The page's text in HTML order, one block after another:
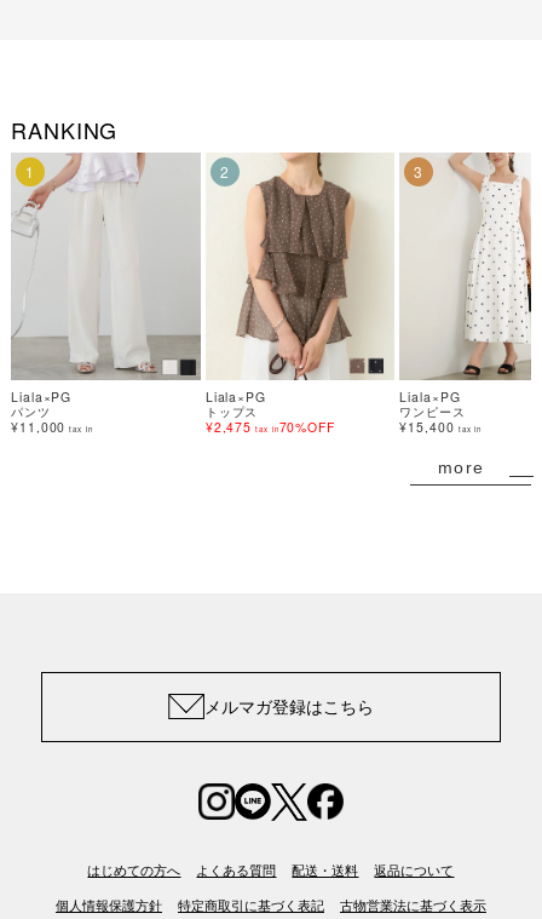
RANKING
1
Liala×PG
パンツ
¥11,000 tax in
2
Liala×PG
トップス
¥2,475 tax in70%OFF
3
Liala×PG
ワンピース
¥15,400 tax in
more
メルマガ登録はこちら
はじめての方へ よくある質問 配送・送料 返品について
個人情報保護方針 特定商取引に基づく表記 古物営業法に基づく表示